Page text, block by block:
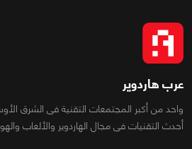
عرب هاردوير
واحد من أكبر المجتمعات التقنية فى الشرق
أحدث التقنيات فى مجال الهاردوير والألعاب